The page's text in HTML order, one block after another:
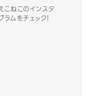
こねこのインスタ
ラムをチェック！